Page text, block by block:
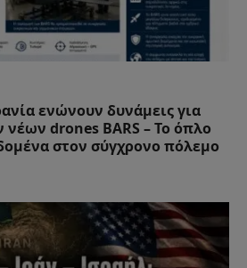
ενώνουν δυνάμεις για
drones BARS – Το όπλο
στον σύγχρονο πόλεμο